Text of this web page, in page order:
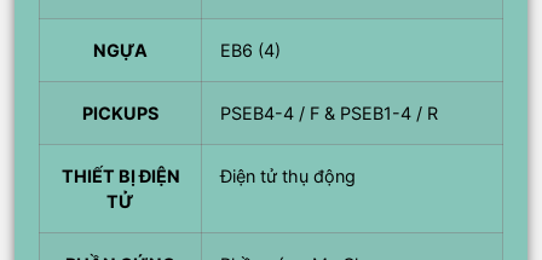
NGỰA EB6 (4)
PICKUPS PSEB4-4 / F & PSEB1-4 / R
THIẾT BỊ ĐIỆN
TỬ
Điện tử thụ động